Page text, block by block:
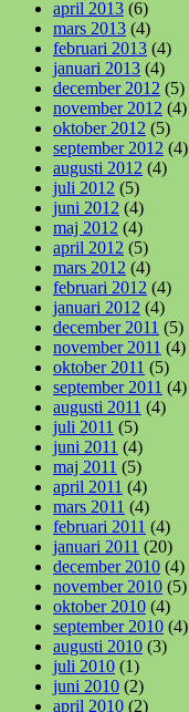
april 2013 (6)
mars 2013 (4)
februari 2013 (4)
januari 2013 (4)
december 2012 (5)
november 2012 (4)
oktober 2012 (5)
september 2012 (4)
augusti 2012 (4)
juli 2012 (5)
juni 2012 (4)
maj 2012 (4)
april 2012 (5)
mars 2012 (4)
februari 2012 (4)
januari 2012 (4)
december 2011 (5)
november 2011 (4)
oktober 2011 (5)
september 2011 (4)
augusti 2011 (4)
juli 2011 (5)
juni 2011 (4)
maj 2011 (5)
april 2011 (4)
mars 2011 (4)
februari 2011 (4)
januari 2011 (20)
december 2010 (4)
november 2010 (5)
oktober 2010 (4)
september 2010 (4)
augusti 2010 (3)
juli 2010 (1)
juni 2010 (2)
april 2010 (2)